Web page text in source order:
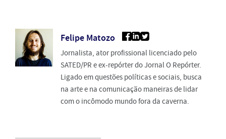
Felipe Matozo
Jornalista, ator profissional licenciado pelo
SATED/PR e ex-repórter do Jornal O Repórter.
Ligado em questões políticas e sociais, busca
na arte e na comunicação maneiras de lidar
com o incômodo mundo fora da caverna.